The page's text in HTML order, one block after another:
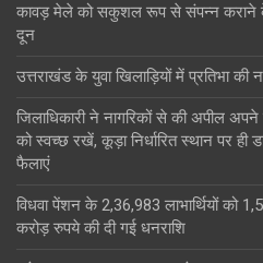
कावड़ मेले को सकुशल रूप से संपन्न कराने
दून
उत्तराखंड के युवा खिलाड़ियों में प्रतिभा की
जिलाधिकारी ने नागरिकों से की अपील
को स्वच्छ रखें, कूड़ा निर्धारित स्थान पर ही
फैलाएं
विधवा पेंशन के 2,36,983 लाभार्थियों को
करोड़ रुपये की दी गई धनराशि